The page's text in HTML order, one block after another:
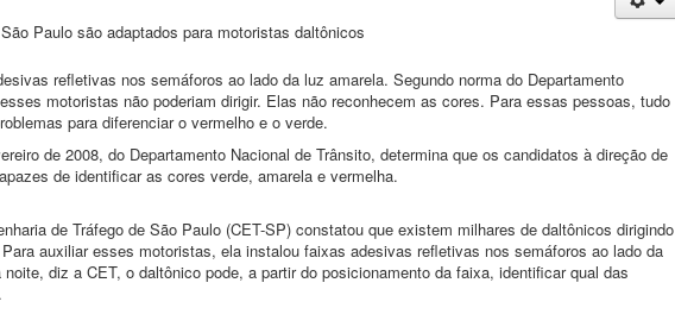
Paulo são adaptados para motoristas daltônicos
refletivas nos semáforos ao lado da luz amarela. Segundo norma do Departamento
motoristas não poderiam dirigir. Elas não reconhecem as cores. Para essas pessoas, tudo
para diferenciar o vermelho e o verde.
de 2008, do Departamento Nacional de Trânsito, determina que os candidatos à direção de
de identificar as cores verde, amarela e vermelha.
de Tráfego de São Paulo (CET-SP) constatou que existem milhares de daltônicos dirigindo
auxiliar esses motoristas, ela instalou faixas adesivas refletivas nos semáforos ao lado da
diz a CET, o daltônico pode, a partir do posicionamento da faixa, identificar qual das